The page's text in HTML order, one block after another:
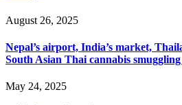
August 26, 2025
Nepal’s airport, India’s market,
South Asian Thai cannabis smuggling
May 24, 2025